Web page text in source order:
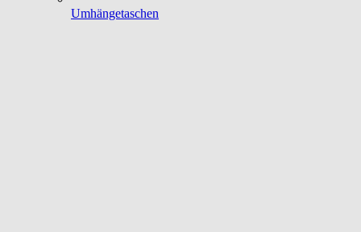
Umhängetaschen